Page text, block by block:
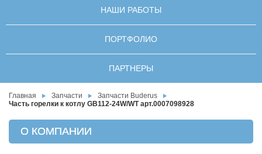
НАШИ РАБОТЫ
ПОРТФОЛИО
ПАРТНЕРЫ
Главная Запчасти
Запчасти Buderus
Часть горелки к котлу GB112-24W/WT арт.0007098928
О КОМПАНИИ